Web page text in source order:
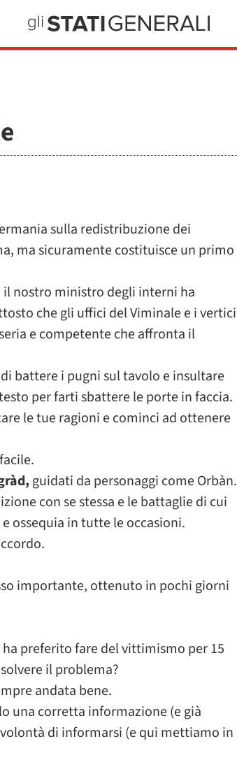
sulla redistribuzione dei
ma sicuramente costituisce un primo
nostro ministro degli interni ha
che gli uffici del Viminale e i vertici
e competente che affronta il
battere i pugni sul tavolo e insultare
per farti sbattere le porte in faccia.
le tue ragioni e cominci ad ottenere
guidati da personaggi come Orbàn.
con se stessa e le battaglie di cui
ossequia in tutte le occasioni.
importante, ottenuto in pochi giorni
preferito fare del vittimismo per 15
il problema?
andata bene.
una corretta informazione (e già
di informarsi (e qui mettiamo in